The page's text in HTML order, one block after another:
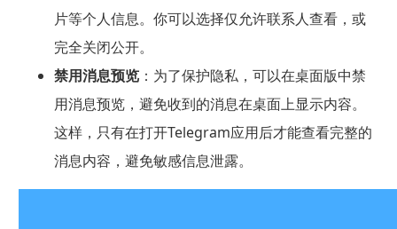
片等个人信息。你可以选择仅允许联系人查看，或
完全关闭公开。
禁用消息预览：为了保护隐私，可以在桌面版中禁
用消息预览，避免收到的消息在桌面上显示内容。
这样，只有在打开Telegram应用后才能查看完整的
消息内容，避免敏感信息泄露。